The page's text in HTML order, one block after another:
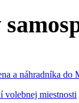
a náhradníka
volebnej miestnosti